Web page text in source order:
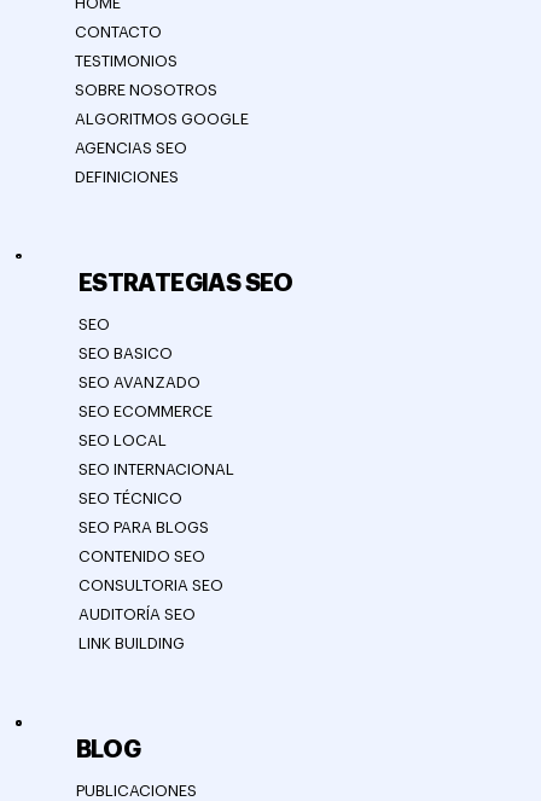
CONTACTO
TESTIMONIOS
SOBRE NOSOTROS
ALGORITMOS GOOGLE
AGENCIAS SEO
DEFINICIONES
ESTRATEGIAS SEO
SEO
SEO BASICO
SEO AVANZADO
SEO ECOMMERCE
SEO LOCAL
SEO INTERNACIONAL
SEO TÉCNICO
SEO PARA BLOGS
CONTENIDO SEO
CONSULTORIA SEO
AUDITORÍA SEO
LINK BUILDING
BLOG
PUBLICACIONES